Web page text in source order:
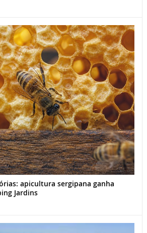
apicultura sergipana ganha
Jardins